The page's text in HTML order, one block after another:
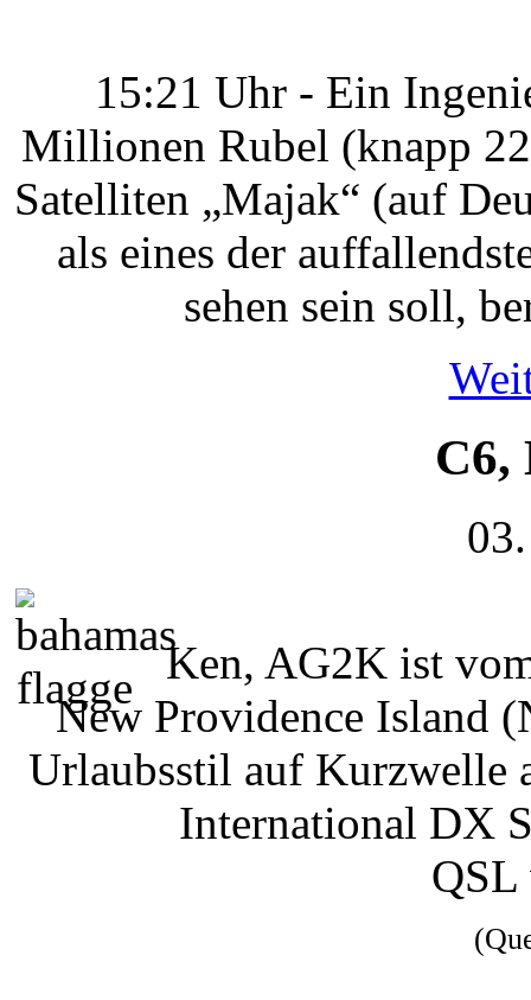
15:21 Uhr - Ein
Millionen Rubel (knapp
Satelliten „Majak“ (auf
als eines der
sehen sein soll,
C6,
Ken, AG2K ist
New Providence Island
Urlaubsstil auf Kurzwelle
International DX